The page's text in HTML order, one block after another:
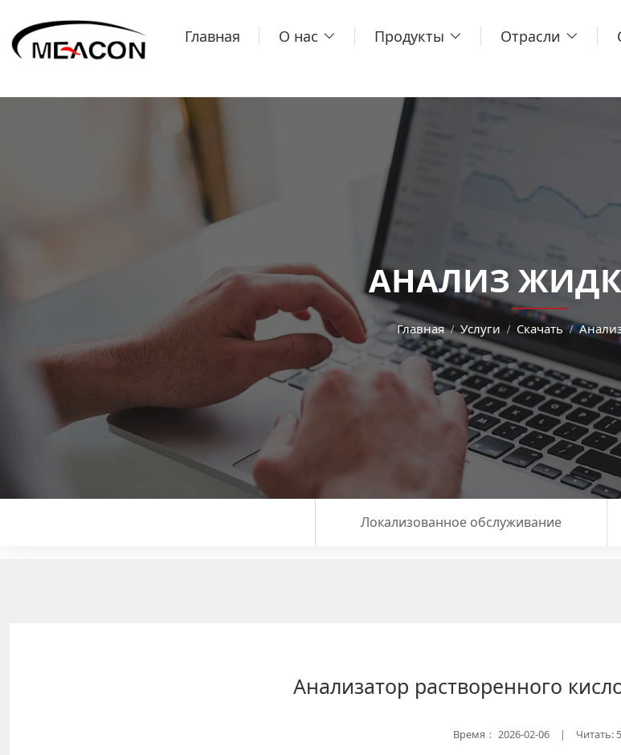
Главная О нас Продукты Отрасли
АНАЛИЗ
Главная Услуги Скачать
Локализованное обслуживание
Анализатор растворенного
Время： 2026-02-06 | Читать: